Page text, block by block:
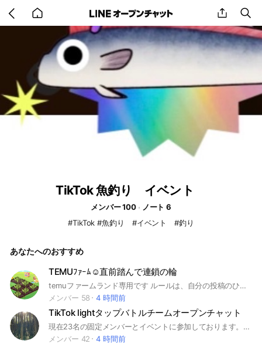
back
to
home
share
TikTok 魚釣り イベント
メンバー 100
ノート 6
#TikTok #魚釣り #イベント #釣り
あなたへのおすすめ
TEMUﾌｧｰﾑ☺️直前踏んで連鎖の輪
temuファームランド専用です ルールは、自分の投稿のひとつ前のリンクを踏んで招待を受けること 相互依頼、先に踏んでくださいは禁止です TEMU以外は禁止です #ポイ活 #temu #ファームランド #お魚パクパク
メンバー 58
4 時間前
TikTok lightタップバトルチームオープンチャット
現在23名の固定メンバーとイベントに参加しております。 1人では超えられないレベルも何人かで纏まれば超える可能性は上がります。 良ければ私たちと協力してタップバトルを盛り上げていきましょう。 後何人叩いてとかみんなで共有して確実に勝ちに行きます。 リアル優先ですが叩ける時は協力をお願いします。 #メンバー募集#タップバトル#TikTok light
メンバー 42
4 時間前